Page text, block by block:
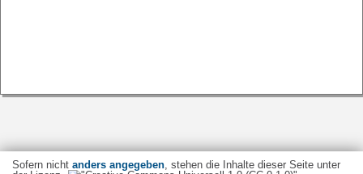
Sofern nicht anders angegeben, stehen die Inhalte dieser Seite unter